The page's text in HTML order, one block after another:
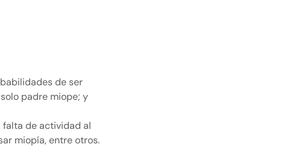
de ser
padre miope; y
falta de actividad al
miopía, entre otros.